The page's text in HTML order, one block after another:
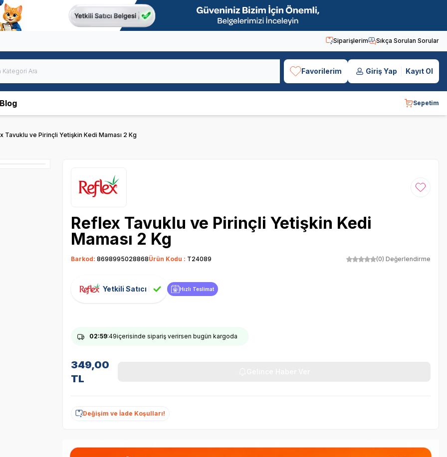
Siparişlerim Sıkça Sorulan Sorular
Favorilerim Giriş Yap Kayıt Ol
Blog Sepetim
Tavuklu ve Pirinçli Yetişkin Kedi Maması 2 Kg
Favoriye
Reflex Tavuklu ve Pirinçli Yetişkin Kedi
Maması 2 Kg
Barkod: 8698995028868Ürün Kodu : T24089 (0) Değerlendirme
Yetkili Satıcı Hızlı Teslimat
02:59:48içerisinde sipariş verirsen bugün kargoda
349,00
TL
Değişim ve İade Koşulları!